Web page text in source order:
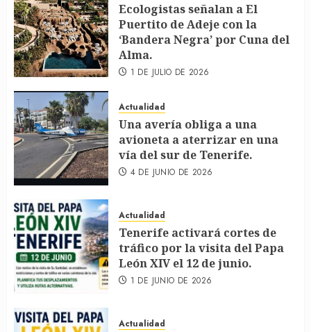
Ecologistas señalan a El
Puertito de Adeje con la
‘Bandera Negra’ por Cuna del
Alma.
1 DE JULIO DE 2026
Actualidad
Una avería obliga a una
avioneta a aterrizar en una
vía del sur de Tenerife.
4 DE JUNIO DE 2026
Actualidad
Tenerife activará cortes de
tráfico por la visita del Papa
León XIV el 12 de junio.
1 DE JUNIO DE 2026
Actualidad